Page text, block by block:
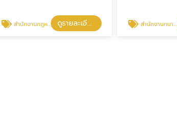
สำนักงานกฎหมาย รีวิวดี ราคาคุณภาพ ดูรายละเอียด สำนักงานทนายความ ปทุมธานี